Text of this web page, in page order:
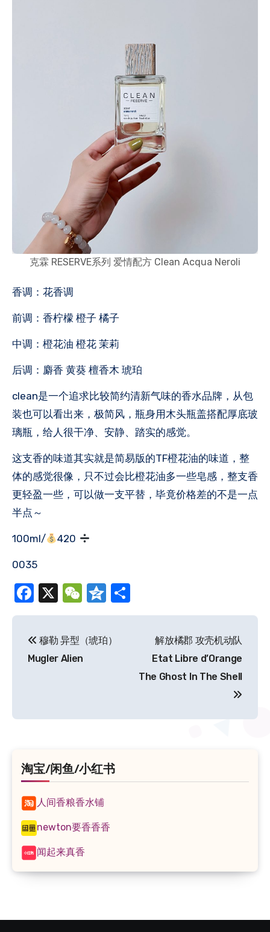
克霖 RESERVE系列 爱情配方 Clean Acqua Neroli
香调：花香调
前调：香柠檬 橙子 橘子
中调：橙花油 橙花 茉莉
后调：麝香 黄葵 檀香木 琥珀
clean是一个追求比较简约清新气味的香水品牌，从包
装也可以看出来，极简风，瓶身用木头瓶盖搭配厚底玻
璃瓶，给人很干净、安静、踏实的感觉。
这支香的味道其实就是简易版的TF橙花油的味道，整
体的感觉很像，只不过会比橙花油多一些皂感，整支香
更轻盈一些，可以做一支平替，毕竟价格差的不是一点
半点～
100ml/ 420
0035
Facebook
X WeChat
Qzone
享
章
穆勒 异型（琥珀）
Mugler Alien
解放橘郡 攻壳机动队
Etat Libre d’Orange
The Ghost In The Shell
淘宝/闲鱼/小红书
人间香粮香水铺
newton要香香香
闻起来真香